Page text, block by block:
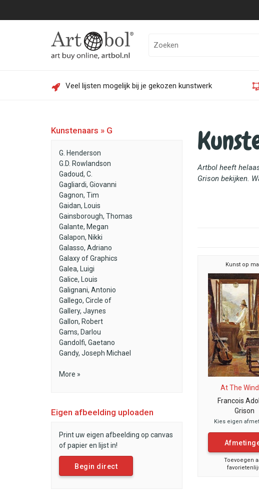
Veel lijsten mogelijk bij je gekozen kunstwerk
Kunstenaars » G
G. Henderson
G.D. Rowlandson
Gadoud, C.
Gagliardi, Giovanni
Gagnon, Tim
Gaidan, Louis
Gainsborough, Thomas
Galante, Megan
Galapon, Nikki
Galasso, Adriano
Galaxy of Graphics
Galea, Luigi
Galice, Louis
Galignani, Antonio
Gallego, Circle of
Gallery, Jaynes
Gallon, Robert
Gams, Darlou
Gandolfi, Gaetano
Gandy, Joseph Michael
More »
Eigen afbeelding uploaden
Print uw eigen afbeelding op canvas
of papier en lijst in!
Begin direct
Artbol heeft
Grison bekijken.
Kunst op
At The
Francois
Grison
Kies eigen
Toevoegen